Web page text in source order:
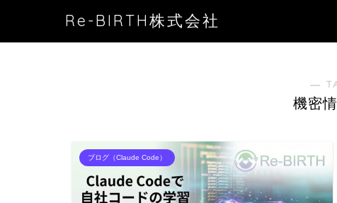
Re-BIRTH株式会社
―
機密
ブログ（Claude Code）